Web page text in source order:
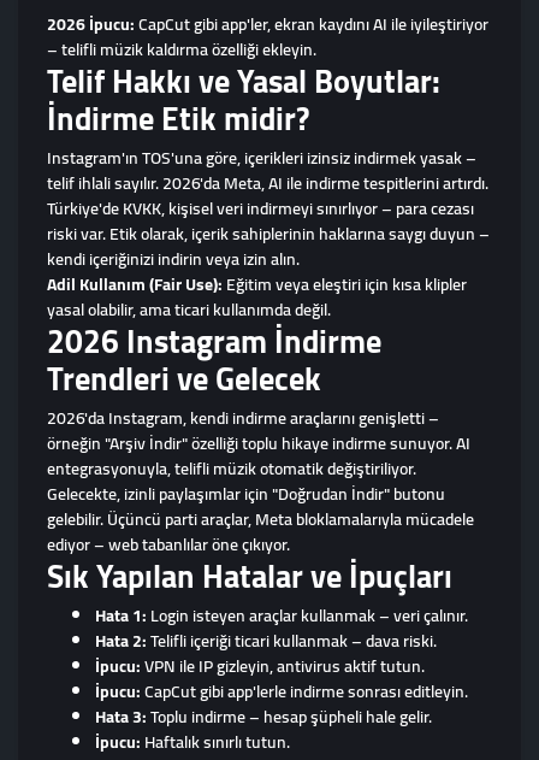
2026 İpucu:CapCut gibi app'ler, ekran kaydını AI ile iyileştiriyor
– telifli müzik kaldırma özelliği ekleyin.
Telif Hakkı ve Yasal Boyutlar:
İndirme Etik midir?
Instagram'ın TOS'una göre, içerikleri izinsiz indirmek yasak –
telif ihlali sayılır. 2026'da Meta, AI ile indirme tespitlerini artırdı.
Türkiye'de KVKK, kişisel veri indirmeyi sınırlıyor – para cezası
riski var. Etik olarak, içerik sahiplerinin haklarına saygı duyun –
kendi içeriğinizi indirin veya izin alın.
Adil Kullanım (Fair Use):Eğitim veya eleştiri için kısa klipler
yasal olabilir, ama ticari kullanımda değil.
2026 Instagram İndirme
Trendleri ve Gelecek
2026'da Instagram, kendi indirme araçlarını genişletti –
örneğin "Arşiv İndir" özelliği toplu hikaye indirme sunuyor. AI
entegrasyonuyla, telifli müzik otomatik değiştiriliyor.
Gelecekte, izinli paylaşımlar için "Doğrudan İndir" butonu
gelebilir. Üçüncü parti araçlar, Meta bloklamalarıyla mücadele
ediyor – web tabanlılar öne çıkıyor.
Sık Yapılan Hatalar ve İpuçları
Hata 1:Login isteyen araçlar kullanmak – veri çalınır.
Hata 2:Telifli içeriği ticari kullanmak – dava riski.
İpucu:VPN ile IP gizleyin, antivirus aktif tutun.
İpucu:CapCut gibi app'lerle indirme sonrası editleyin.
Hata 3:Toplu indirme – hesap şüpheli hale gelir.
İpucu:Haftalık sınırlı tutun.